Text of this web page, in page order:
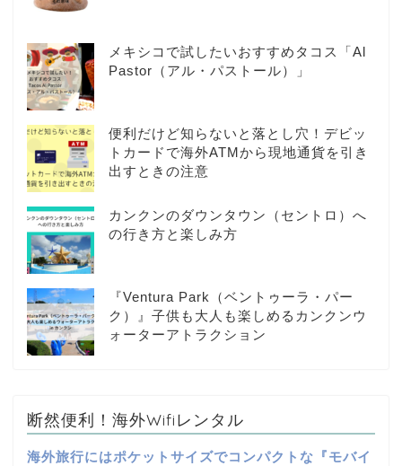
メキシコで試したいおすすめタコス「Al
Pastor（アル・パストール）」
便利だけど知らないと落とし穴！デビッ
トカードで海外ATMから現地通貨を引き
出すときの注意
カンクンのダウンタウン（セントロ）へ
の行き方と楽しみ方
『Ventura Park（ベントゥーラ・パー
ク）』子供も大人も楽しめるカンクンウ
ォーターアトラクション
断然便利！海外Wifiレンタル
海外旅行にはポケットサイズでコンパクトな『モバイ